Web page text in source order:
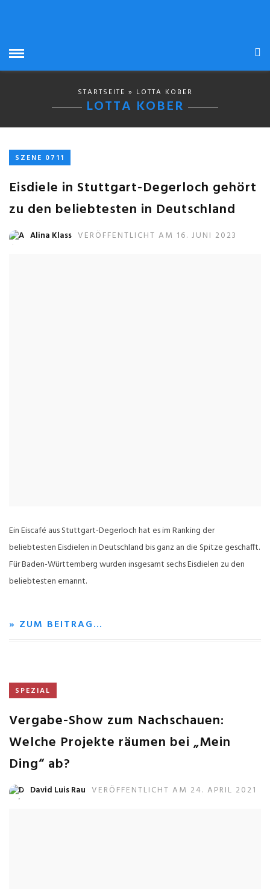
STARTSEITE » LOTTA KOBER
LOTTA KOBER
SZENE 0711
Eisdiele in Stuttgart-Degerloch gehört
zu den beliebtesten in Deutschland
Alina Klass VERÖFFENTLICHT AM 16. JUNI 2023
Ein Eiscafé aus Stuttgart-Degerloch hat es im Ranking der
beliebtesten Eisdielen in Deutschland bis ganz an die Spitze geschafft.
Für Baden-Württemberg wurden insgesamt sechs Eisdielen zu den
beliebtesten ernannt.
» ZUM BEITRAG…
SPEZIAL
Vergabe-Show zum Nachschauen:
Welche Projekte räumen bei „Mein
Ding“ ab?
David Luis Rau VERÖFFENTLICHT AM 24. APRIL 2021